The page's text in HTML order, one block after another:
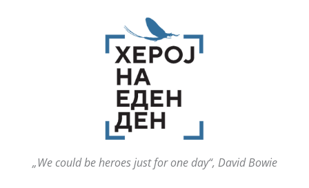
„We could be heroes just for one day“, David Bowie